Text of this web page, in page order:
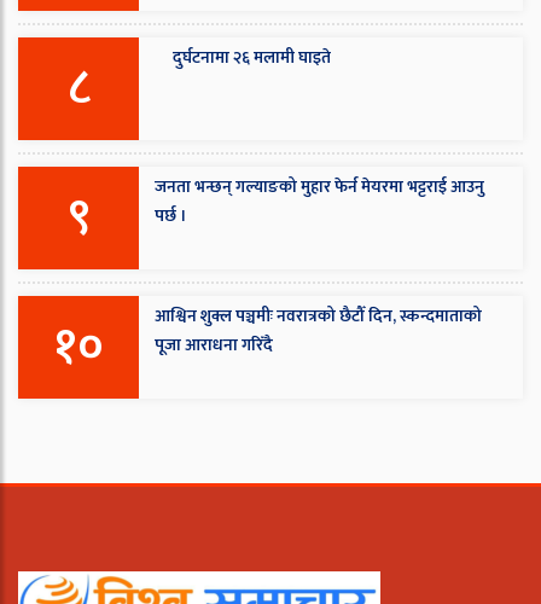
८ दुर्घटनामा २६ मलामी घाइते
९
जनता भन्छन् गल्याङको मुहार फेर्न मेयरमा भट्टराई आउनु
पर्छ ।
१०
आश्विन शुक्ल पञ्चमीः नवरात्रको छैटौँ दिन, स्कन्दमाताको
पूजा आराधना गरिँदै